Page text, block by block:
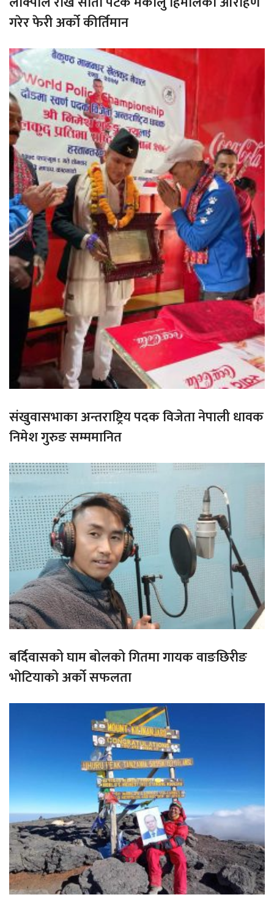
गरेर फेरी अर्को कीर्तिमान
संखुवासभाका अन्तराष्ट्रिय पदक विजेता नेपाली धावक
निमेश गुरुङ सम्ममानित
बर्दिवासको घाम बोलको गितमा गायक वाङछिरीङ
भोटियाको अर्को सफलता